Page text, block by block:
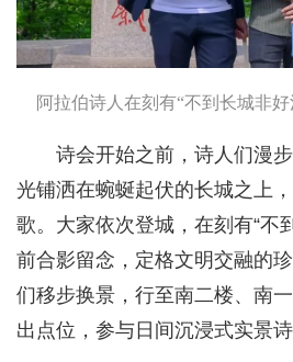
阿拉伯诗人在刻有“不到长城非
诗会开始之前，诗人们漫
光铺洒在蜿蜒起伏的长城之上
歌。大家依次登城，在刻有“不
前合影留念，定格文明交融的
们移步换景，行至南二楼、南
出点位，参与日间沉浸式实景诗